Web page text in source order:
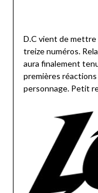
D.C vient de mettre
treize numéros.
aura finalement
premières
personnage. Petit